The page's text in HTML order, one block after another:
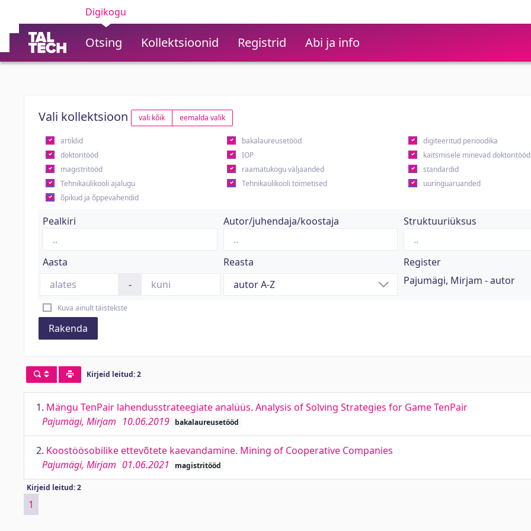
Digikogu
Otsing Kollektsioonid Registrid Abi ja info
Vali kollektsioon vali kõik eemalda valik
artiklid bakalaureusetööd digiteeritud perioodika
doktoritööd
IOP kaitsmisele minevad doktoritööd
magistritööd
raamatukogu väljaanded standardid
Tehnikaülikooli ajalugu
Tehnikaülikooli toimetised uuringuaruanded
õpikud ja õppevahendid
Pealkiri Autor/juhendaja/koostaja Struktuuriüksus
Aasta
-
Reasta
Register
Pajumägi, Mirjam - autor
Kuva ainult täistekste
Rakenda
Kirjeid leitud: 2
1. Mängu TenPair lahendusstrateegiate analüüs. Analysis of Solving Strategies for Game TenPair
Pajumägi, Mirjam 10.06.2019 bakalaureusetööd
2. Koostöösobilike ettevõtete kaevandamine. Mining of Cooperative Companies
Pajumägi, Mirjam 01.06.2021 magistritööd
Kirjeid leitud: 2
1